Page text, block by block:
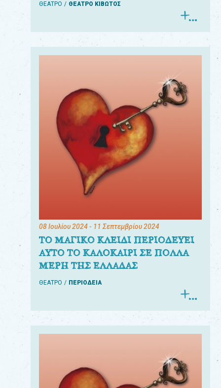
ΘΕΑΤΡΟ ΘΕΑΤΡΟ ΚΙΒΩΤΟΣ
08 Ιουλίου 2024- 11 Σεπτεμβρίου 2024
ΤΟ ΜΑΓΙΚΟ ΚΛΕΙΔΙ ΠΕΡΙΟΔΕΥΕΙ
ΑΥΤΟ ΤΟ ΚΑΛΟΚΑΙΡΙ ΣΕ ΠΟΛΛΑ
ΜΕΡΗ ΤΗΣ ΕΛΛΑΔΑΣ
ΘΕΑΤΡΟ ΠΕΡΙΟΔΕΙΑ